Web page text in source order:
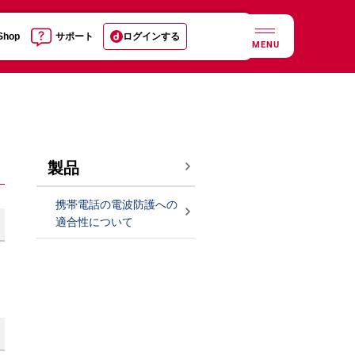
サポート ログインする
MENU
製品
携帯電話の電波防護への
適合性について